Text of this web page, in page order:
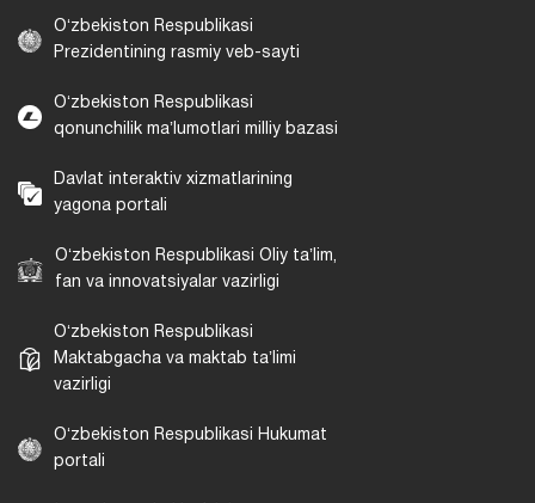
Oʻzbekiston Respublikasi
Prezidentining rasmiy veb-sayti
Oʻzbekiston Respublikasi
qonunchilik maʼlumotlari milliy bazasi
Davlat interaktiv xizmatlarining
yagona portali
Oʻzbekiston Respublikasi Oliy taʼlim,
fan va innovatsiyalar vazirligi
Oʻzbekiston Respublikasi
Maktabgacha va maktab taʼlimi
vazirligi
Oʻzbekiston Respublikasi Hukumat
portali